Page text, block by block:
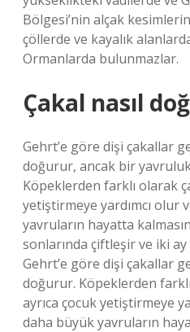
Bölgesi’nin alçak
çöllerde ve kayalık
Ormanlarda bulunmazlar.
Çakal nasıl
Gehrt’e göre dişi çakallar
doğurur, ancak bir
Köpeklerden farklı olarak
yetiştirmeye yardımcı olur
yavruların hayatta
sonlarında çiftleşir ve iki
Gehrt’e göre dişi çakallar
doğurur. Köpeklerden
ayrıca çocuk yetiştirmeye
daha büyük yavruların